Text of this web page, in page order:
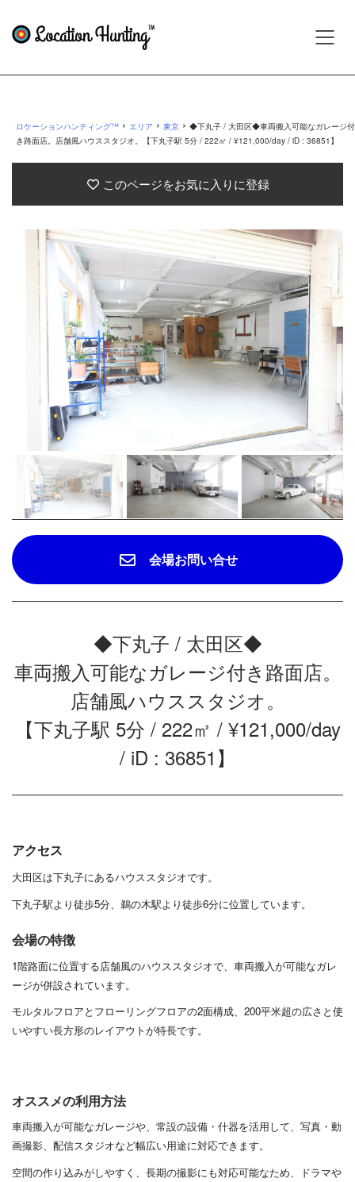
ロケーションハンティング™ › エリア › 東京 › ◆下丸子 / 大田区◆車両搬入可能なガレージ付
き路面店。店舗風ハウススタジオ。【下丸子駅 5分 / 222㎡ / ¥121,000/day / iD : 36851】
このページをお気に入りに登録
会場お問い合せ
◆下丸子 / 太田区◆
車両搬入可能なガレージ付き路面店。
店舗風ハウススタジオ。
【下丸子駅 5分 / 222㎡ / ¥121,000/day
/ iD : 36851】
アクセス
大田区は下丸子にあるハウススタジオです。
下丸子駅より徒歩5分、鵜の木駅より徒歩6分に位置しています。
会場の特徴
1階路面に位置する店舗風のハウススタジオで、車両搬入が可能なガレ
ージが併設されています。
モルタルフロアとフローリングフロアの2面構成、200平米超の広さと使
いやすい長方形のレイアウトが特長です。
オススメの利用方法
車両搬入が可能なガレージや、常設の設備・什器を活用して、写真・動
画撮影、配信スタジオなど幅広い用途に対応できます。
空間の作り込みがしやすく、長期の撮影にも対応可能なため、ドラマや